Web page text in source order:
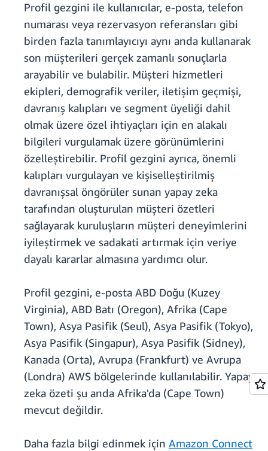
Profil gezgini ile kullanıcılar, e-posta, telefon
numarası veya rezervasyon referansları gibi
birden fazla tanımlayıcıyı aynı anda kullanarak
son müşterileri gerçek zamanlı sonuçlarla
arayabilir ve bulabilir. Müşteri hizmetleri
ekipleri, demografik veriler, iletişim geçmişi,
davranış kalıpları ve segment üyeliği dahil
olmak üzere özel ihtiyaçları için en alakalı
bilgileri vurgulamak üzere görünümlerini
özelleştirebilir. Profil gezgini ayrıca, önemli
kalıpları vurgulayan ve kişiselleştirilmiş
davranışsal öngörüler sunan yapay zeka
tarafından oluşturulan müşteri özetleri
sağlayarak kuruluşların müşteri deneyimlerini
iyileştirmek ve sadakati artırmak için veriye
dayalı kararlar almasına yardımcı olur.
Profil gezgini, e-posta ABD Doğu (Kuzey
Virginia), ABD Batı (Oregon), Afrika (Cape
Town), Asya Pasifik (Seul), Asya Pasifik (Tokyo),
Asya Pasifik (Singapur), Asya Pasifik (Sidney),
Kanada (Orta), Avrupa (Frankfurt) ve Avrupa
(Londra) AWS bölgelerinde kullanılabilir. Yapay
zeka özeti şu anda Afrika'da (Cape Town)
mevcut değildir.
Daha fazla bilgi edinmek için Amazon Connect